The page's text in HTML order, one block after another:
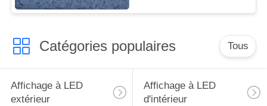
Catégories populaires Tous
Affichage à LED
extérieur
Affichage à LED
d'intérieur